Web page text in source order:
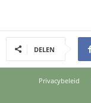
DELEN
Privacybeleid